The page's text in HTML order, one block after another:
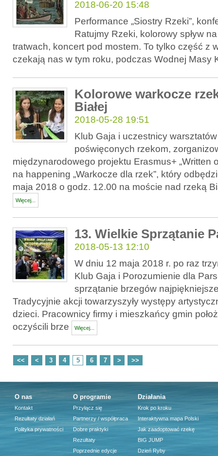
2018-06-20 15:48
Performance „Siostry Rzeki”,
Ratujmy Rzeki, kolorowy spływ
tratwach, koncert pod mostem. To tylko część z
czekają nas w tym roku, podczas Wodnej Masy
Kolorowe warkocze
Białej
2018-05-28 19:51
Klub Gaja i uczestnicy
poświęconych rzekom,
międzynarodowego projektu Erasmus+ „Written
na happening „Warkocze dla rzek”, który
maja 2018 o godz. 12.00 na moście nad rzeką
Więcej...
13. Wielkie Sprzątanie
2018-05-13 12:10
W dniu 12 maja 2018 r. po raz
Klub Gaja i Porozumienie dla
sprzątanie brzegów
Tradycyjnie akcji towarzyszyły występy
dzieci. Pracownicy firmy i mieszkańcy gmin
oczyścili brze
Więcej...
<< < 3 4 5 6 7 > >>
O nas
Kontakt
Rezultaty działań
Polityka prywatności
O programie
Przyłącz się
Partnerzy / współpraca
Dobre praktyki
Rezultaty
Poprzednie edycje
Działania
Krok po kroku
Interaktywna mapa Polski
Jak zaadoptować rzekę
BIG JUMP
Dzień Ryby